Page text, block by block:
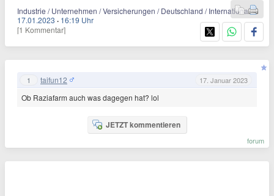
Industrie / Unternehmen / Versicherungen / Deutschland / International
17.01.2023 · 16:19 Uhr
[1 Kommentar]
1 taifun12 17. Januar 2023
Ob Raziafarm auch was dagegen hat? lol
JETZT kommentieren
forum